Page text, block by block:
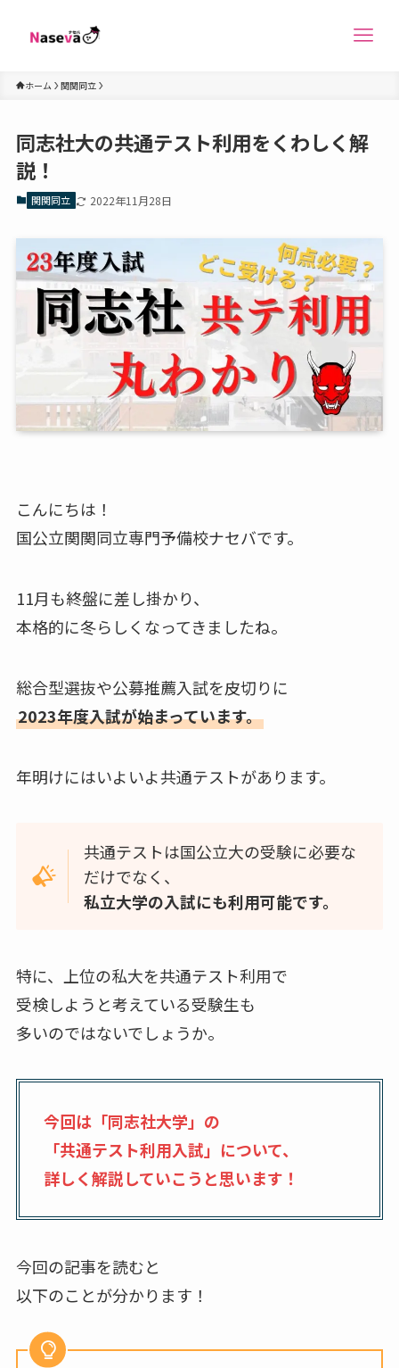
ホーム 関関同立
同志社大の共通テスト利用をくわしく解
説！
関関同立 2022年11月28日
こんにちは！
国公立関関同立専門予備校ナセバです。
11月も終盤に差し掛かり、
本格的に冬らしくなってきましたね。
総合型選抜や公募推薦入試を皮切りに
2023年度入試が始まっています。
年明けにはいよいよ共通テストがあります。
共通テストは国公立大の受験に必要な
だけでなく、
私立大学の入試にも利用可能です。
特に、上位の私大を共通テスト利用で
受検しようと考えている受験生も
多いのではないでしょうか。
今回は「同志社大学」の
「共通テスト利用入試」について、
詳しく解説していこうと思います！
今回の記事を読むと
以下のことが分かります！